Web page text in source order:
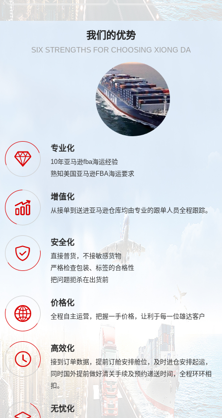
我们的优势
SIX STRENGTHS FOR CHOOSING XIONG DA
专业化
10年亚马逊fba海运经验
熟知美国亚马逊FBA海运要求
增值化
从接单到送进亚马逊仓库均由专业的跟单人员全程跟踪。
安全化
直接普货，不接敏感货物
严格检查包装、标签的合格性
把问题扼杀在出货前
价格化
全程自主运营，把握一手价格，让利于每一位雄达客户
高效化
接到订单数据，提前订舱安排舱位，及时进仓安排起运，
同时国外提前做好清关手续及预约递送时间，全程环环相
扣。
无忧化